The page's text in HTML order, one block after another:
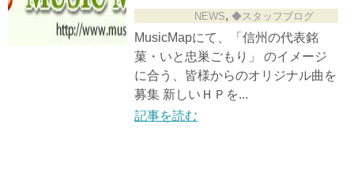
NEWS, ◆スタッフブログ
MusicMapにて、「信州の代表銘
菓・いと忠巣ごもり」 のイメージ
に合う、皆様からのオリジナル曲を
募集 新しいＨＰを...
記事を読む